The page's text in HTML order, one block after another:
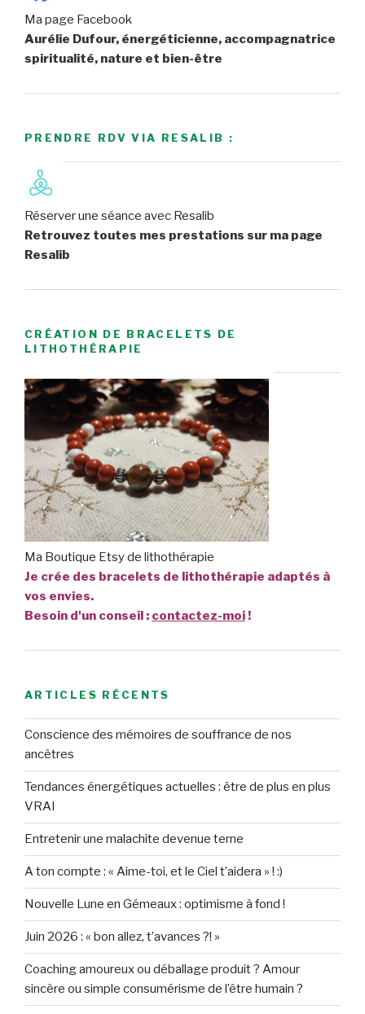
Ma page Facebook
Aurélie Dufour, énergéticienne, accompagnatrice
spiritualité, nature et bien-être
PRENDRE RDV VIA RESALIB :
Réserver une séance avec Resalib
Retrouvez toutes mes prestations sur ma page
Resalib
CRÉATION DE BRACELETS DE
LITHOTHÉRAPIE
Ma Boutique Etsy de lithothérapie
Je crée des bracelets de lithothérapie adaptés à
vos envies.
Besoin d'un conseil : contactez-moi!
ARTICLES RÉCENTS
Conscience des mémoires de souffrance de nos
ancêtres
Tendances énergétiques actuelles : être de plus en plus
VRAI
Entretenir une malachite devenue terne
A ton compte : « Aime-toi, et le Ciel t’aidera » ! :)
Nouvelle Lune en Gémeaux : optimisme à fond !
Juin 2026 : « bon allez, t’avances ?! »
Coaching amoureux ou déballage produit ? Amour
sincère ou simple consumérisme de l’être humain ?